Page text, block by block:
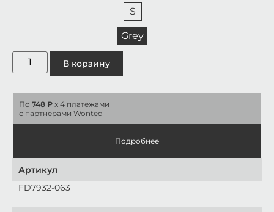
S
Grey
В корзину
По 748 ₽ x 4 платежами
с партнерами Wonted
Подробнее
Артикул
FD7932-063